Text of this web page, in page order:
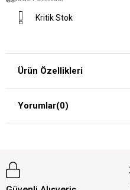
Kritik Stok
Ürün Özellikleri
Yorumlar(0)